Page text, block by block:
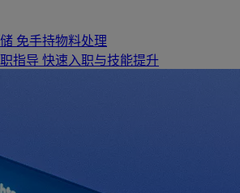
免手持物料处理
指导 快速入职与技能提升